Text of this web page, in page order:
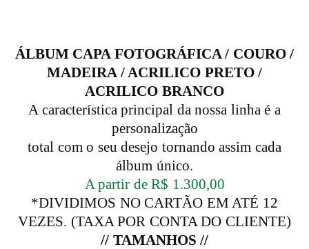
ÁLBUM CAPA FOTOGRÁFICA / COURO /
MADEIRA / ACRILICO PRETO /
ACRILICO BRANCO
A característica principal da nossa linha é a
personalização
total com o seu desejo tornando assim cada
álbum único.
A partir de R$ 1.300,00
*DIVIDIMOS NO CARTÃO EM ATÉ 12
VEZES. (TAXA POR CONTA DO CLIENTE)
// TAMANHOS //